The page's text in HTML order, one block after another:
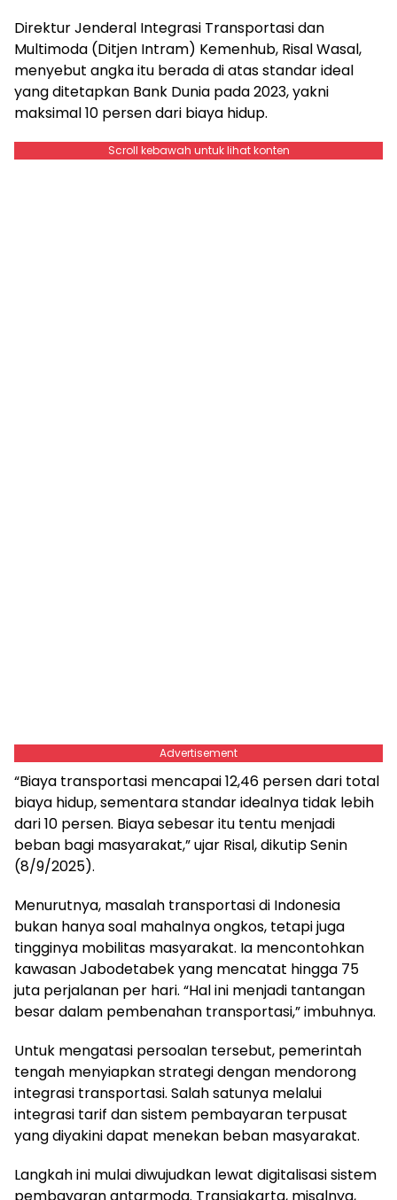
Direktur Jenderal Integrasi Transportasi dan
Multimoda (Ditjen Intram) Kemenhub, Risal Wasal,
menyebut angka itu berada di atas standar ideal
yang ditetapkan Bank Dunia pada 2023, yakni
maksimal 10 persen dari biaya hidup.
Scroll kebawah untuk lihat konten
Advertisement
“Biaya transportasi mencapai 12,46 persen dari total
biaya hidup, sementara standar idealnya tidak lebih
dari 10 persen. Biaya sebesar itu tentu menjadi
beban bagi masyarakat,” ujar Risal, dikutip Senin
(8/9/2025).
Menurutnya, masalah transportasi di Indonesia
bukan hanya soal mahalnya ongkos, tetapi juga
tingginya mobilitas masyarakat. Ia mencontohkan
kawasan Jabodetabek yang mencatat hingga 75
juta perjalanan per hari. “Hal ini menjadi tantangan
besar dalam pembenahan transportasi,” imbuhnya.
Untuk mengatasi persoalan tersebut, pemerintah
tengah menyiapkan strategi dengan mendorong
integrasi transportasi. Salah satunya melalui
integrasi tarif dan sistem pembayaran terpusat
yang diyakini dapat menekan beban masyarakat.
Langkah ini mulai diwujudkan lewat digitalisasi sistem
pembayaran antarmoda. Transjakarta, misalnya,